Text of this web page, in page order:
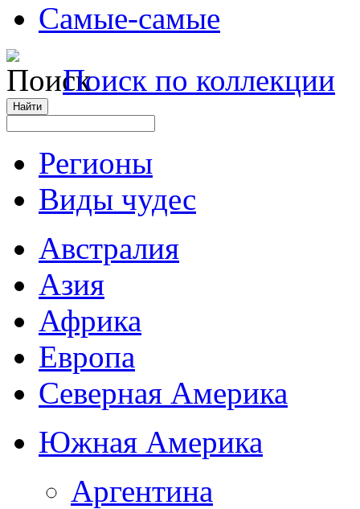
Самые-самые
Поиск по коллекции
Регионы
Виды чудес
Австралия
Азия
Африка
Европа
Северная Америка
Южная Америка
Аргентина